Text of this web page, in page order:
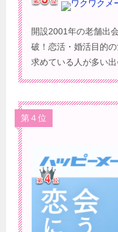
ワクワクメ
開設2001年の老舗出
破！恋活・婚活目的
求めている人が多い出
第４位